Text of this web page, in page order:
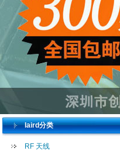
laird分类
RF 天线